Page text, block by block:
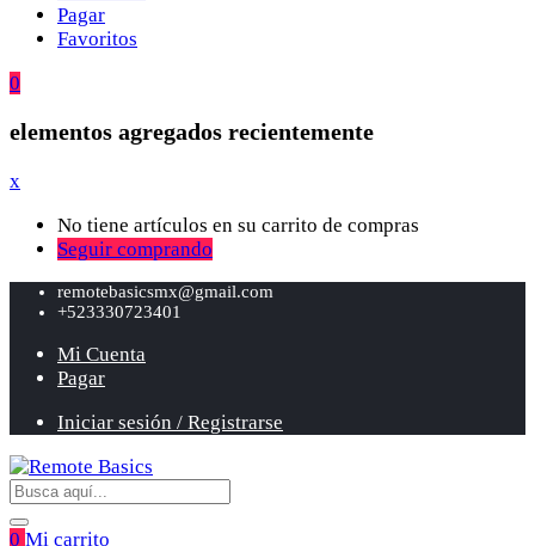
Pagar
Favoritos
0
elementos agregados recientemente
x
No tiene artículos en su carrito de compras
Seguir comprando
remotebasicsmx@gmail.com
+523330723401
Mi Cuenta
Pagar
Iniciar sesión / Registrarse
0 Mi carrito